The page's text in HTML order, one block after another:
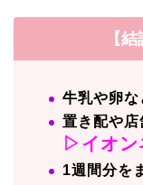
【
牛乳や卵な
置き配や店
▷イオン
1週間分を